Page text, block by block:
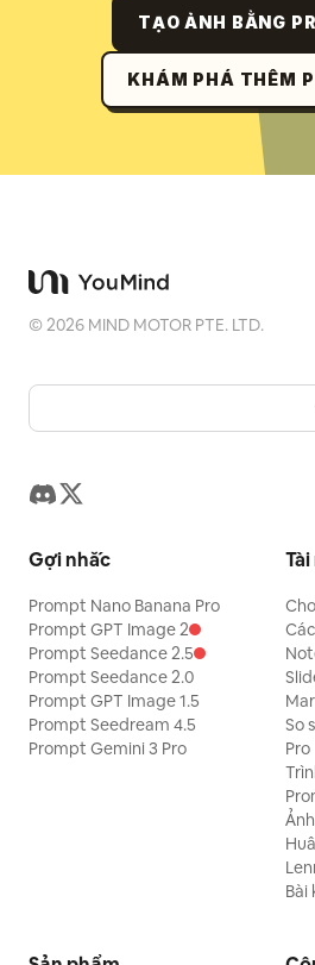
TẠO ẢNH BẰNG
KHÁM PHÁ THÊM
©2026 MIND MOTOR PTE. LTD.
Gợi nhắc
Prompt Nano Banana Pro
Prompt GPT Image 2
Prompt Seedance 2.5
Prompt Seedance 2.0
Prompt GPT Image 1.5
Prompt Seedream 4.5
Prompt Gemini 3 Pro
So
Pro
Bài